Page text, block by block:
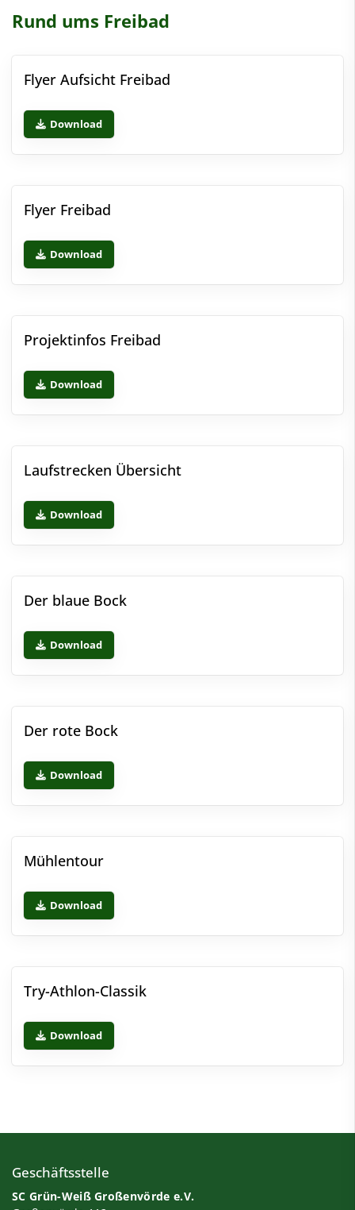
Rund ums Freibad
Flyer Aufsicht Freibad
Download
Flyer Freibad
Download
Projektinfos Freibad
Download
Laufstrecken Übersicht
Download
Der blaue Bock
Download
Der rote Bock
Download
Mühlentour
Download
Try-Athlon-Classik
Download
Geschäftsstelle
SC Grün-Weiß Großenvörde e.V.